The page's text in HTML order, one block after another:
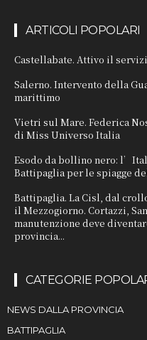
ARTICOLI POPOLARI
Castellabate. Attivo il
Salerno. Intervento della
marittimo
Vietri sul Mare. Federica
di Miss Universo Italia
Esodo da bollino nero:
Battipaglia per le spiagge
Battipaglia. La Cisl, dal
il Mezzogiorno. Cortazzi,
manutenzione deve
provincia...
CATEGORIE
NEWS DALLA PROVINCIA
BATTIPAGLIA